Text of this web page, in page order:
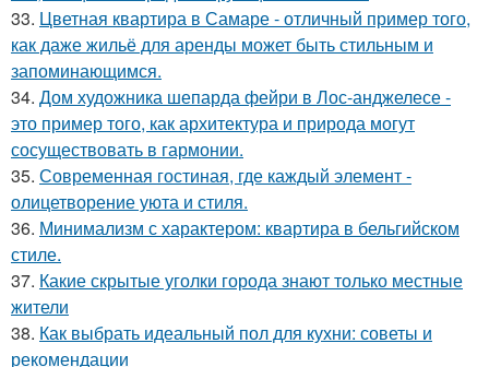
33. Цветная квартира в Самаре - отличный пример того,
как даже жильё для аренды может быть стильным и
запоминающимся.
34. Дом художника шепарда фейри в Лос-анджелесе -
это пример того, как архитектура и природа могут
сосуществовать в гармонии.
35. Современная гостиная, где каждый элемент -
олицетворение уюта и стиля.
36. Минимализм с характером: квартира в бельгийском
стиле.
37. Какие скрытые уголки города знают только местные
жители
38. Как выбрать идеальный пол для кухни: советы и
рекомендации